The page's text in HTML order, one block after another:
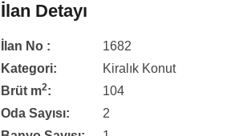
İlan Detayı
İlan No : 1682
Kategori:
Kiralık Konut
Brüt m2: 104
Oda Sayısı:
2